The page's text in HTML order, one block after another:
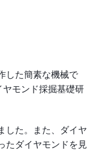
した簡素な機械で
モンド採掘基礎研
した。また、ダイヤ
たダイヤモンドを見